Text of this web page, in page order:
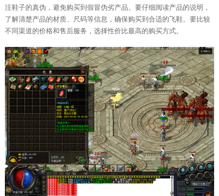
注鞋子的真伪，避免购买到假冒伪劣产品。要仔细阅读产品的说明，
了解清楚产品的材质、尺码等信息，确保购买到合适的飞鞋。要比较
不同渠道的价格和售后服务，选择性价比最高的购买方式。